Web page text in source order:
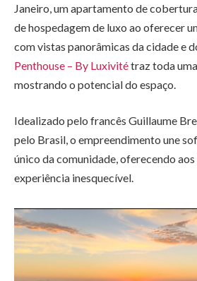
Janeiro, um apartamento de
de hospedagem de luxo ao oferecer
com vistas panorâmicas da cidade e
Penthouse – By Luxivitétraz toda
mostrando o potencial do espaço.
Idealizado pelo francês Guillaume
pelo Brasil, o empreendimento une
único da comunidade, oferecendo
experiência inesquecível.